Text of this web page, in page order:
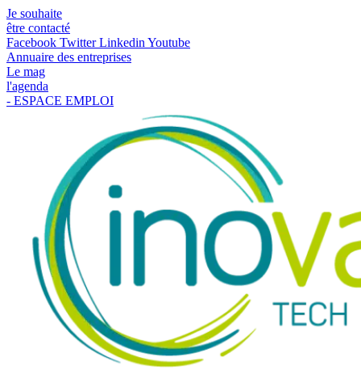
Je souhaite
être contacté
Facebook Twitter Linkedin Youtube
Annuaire des entreprises
Le mag
l'agenda
- ESPACE EMPLOI